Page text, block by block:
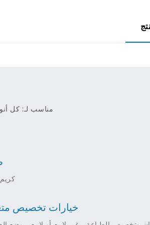
مناسب لـ: كل
خيارات تخصيص